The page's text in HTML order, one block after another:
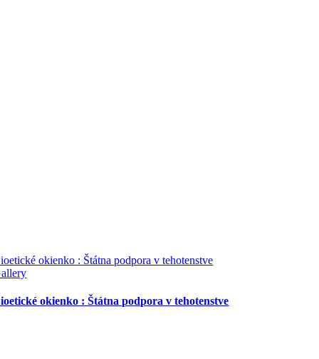
okienko : Štátna podpora v tehotenstve
okienko : Štátna podpora v tehotenstve